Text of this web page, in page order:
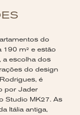
do
190 m² e estão
a escolha dos
do design
é
por Jader
Studio MK27. As
Itália antiga,